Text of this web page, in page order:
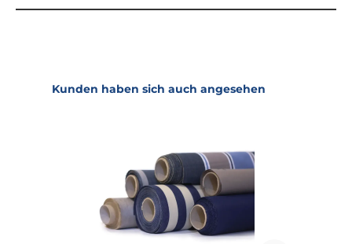
Produktgalerie überspringen
Kunden haben sich auch angesehen